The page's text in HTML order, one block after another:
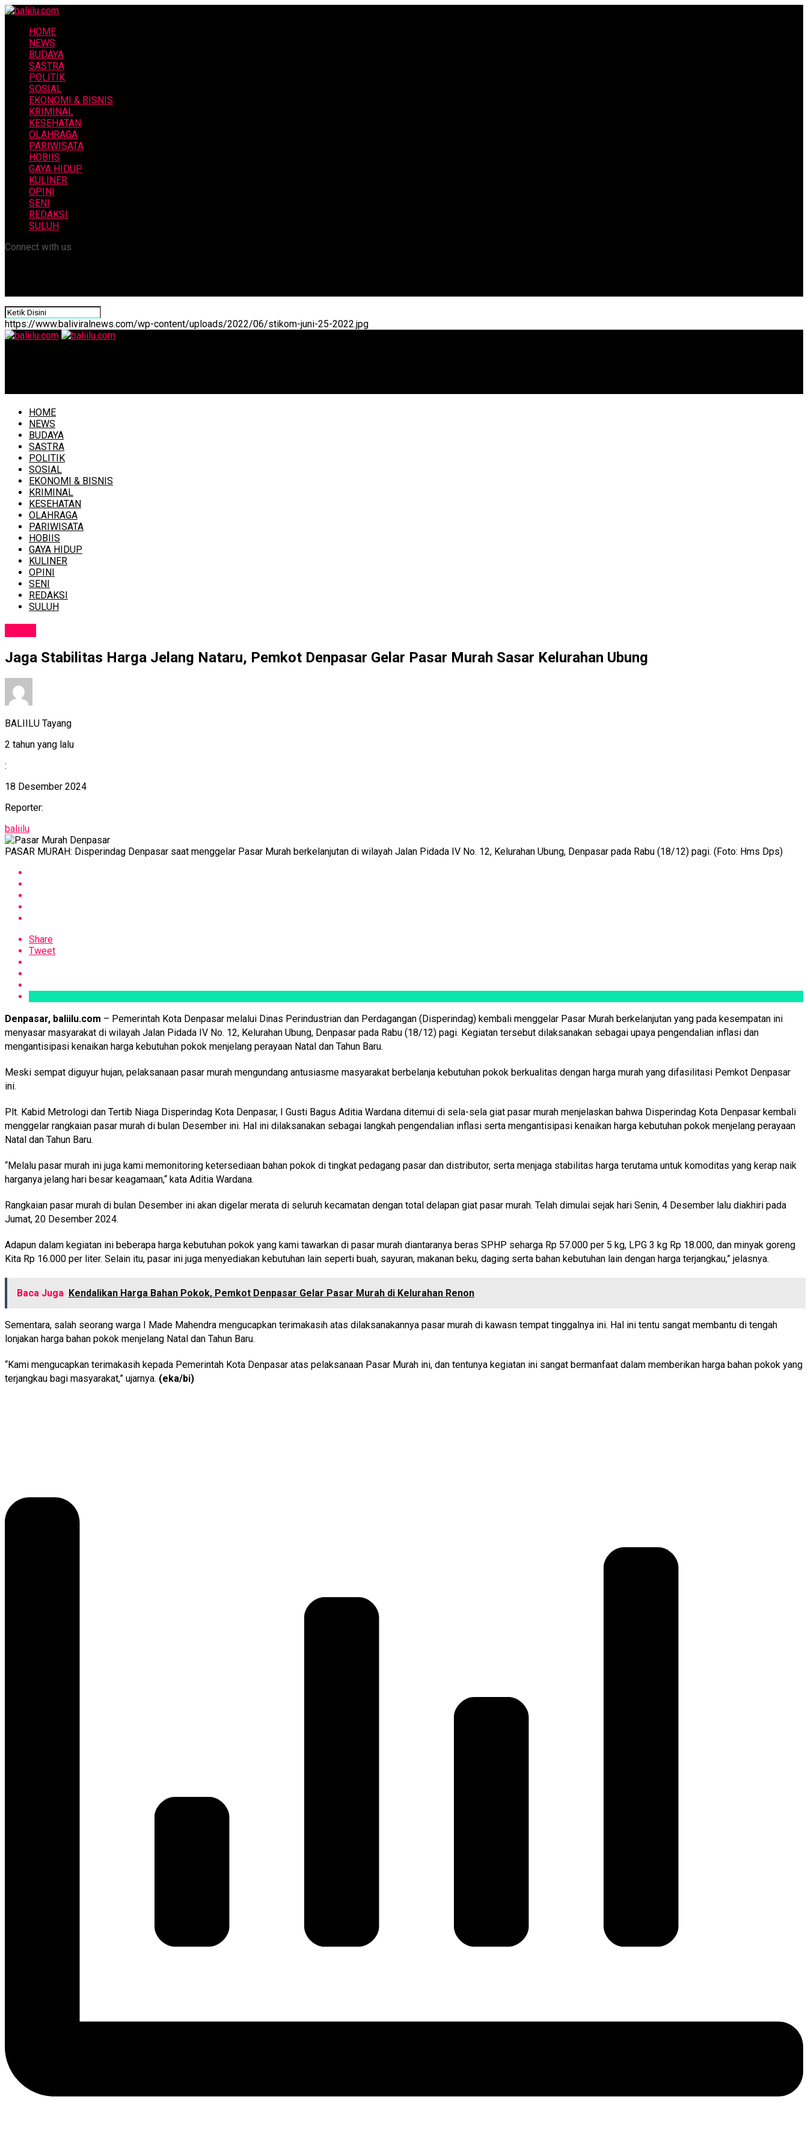
HOME
NEWS
BUDAYA
SASTRA
POLITIK
SOSIAL
EKONOMI & BISNIS
KRIMINAL
KESEHATAN
OLAHRAGA
PARIWISATA
HOBIIS
GAYA HIDUP
KULINER
OPINI
SENI
REDAKSI
SULUH
Connect with us
https://www.baliviralnews.com/wp-content/uploads/2022/06/stikom-juni-25-2022.jpg
HOME
NEWS
BUDAYA
SASTRA
POLITIK
SOSIAL
EKONOMI & BISNIS
KRIMINAL
KESEHATAN
OLAHRAGA
PARIWISATA
HOBIIS
GAYA HIDUP
KULINER
OPINI
SENI
REDAKSI
SULUH
Jaga Stabilitas Harga Jelang Nataru, Pemkot Denpasar Gelar Pasar Murah Sasar Kelurahan Ubung
BALIILU Tayang
2 tahun yang lalu
:
18 Desember 2024
Reporter:
baliilu
PASAR MURAH: Disperindag Denpasar saat menggelar Pasar Murah berkelanjutan di wilayah Jalan Pidada IV No. 12, Kelurahan Ubung, Denpasar pada Rabu (18/12) pagi. (Foto: Hms Dps)
Share
Tweet
Denpasar, baliilu.com – Pemerintah Kota Denpasar melalui Dinas Perindustrian dan Perdagangan (Disperindag) kembali menggelar Pasar Murah berkelanjutan yang pada kesempatan ini
menyasar masyarakat di wilayah Jalan Pidada IV No. 12, Kelurahan Ubung, Denpasar pada Rabu (18/12) pagi. Kegiatan tersebut dilaksanakan sebagai upaya pengendalian inflasi dan
mengantisipasi kenaikan harga kebutuhan pokok menjelang perayaan Natal dan Tahun Baru.
Meski sempat diguyur hujan, pelaksanaan pasar murah mengundang antusiasme masyarakat berbelanja kebutuhan pokok berkualitas dengan harga murah yang difasilitasi Pemkot Denpasar
ini.
Plt. Kabid Metrologi dan Tertib Niaga Disperindag Kota Denpasar, I Gusti Bagus Aditia Wardana ditemui di sela-sela giat pasar murah menjelaskan bahwa Disperindag Kota Denpasar kembali
menggelar rangkaian pasar murah di bulan Desember ini. Hal ini dilaksanakan sebagai langkah pengendalian inflasi serta mengantisipasi kenaikan harga kebutuhan pokok menjelang perayaan
Natal dan Tahun Baru.
“Melalu pasar murah ini juga kami memonitoring ketersediaan bahan pokok di tingkat pedagang pasar dan distributor, serta menjaga stabilitas harga terutama untuk komoditas yang kerap naik
harganya jelang hari besar keagamaan,‘‘ kata Aditia Wardana.
Rangkaian pasar murah di bulan Desember ini akan digelar merata di seluruh kecamatan dengan total delapan giat pasar murah. Telah dimulai sejak hari Senin, 4 Desember lalu diakhiri pada
Jumat, 20 Desember 2024.
Adapun dalam kegiatan ini beberapa harga kebutuhan pokok yang kami tawarkan di pasar murah diantaranya beras SPHP seharga Rp 57.000 per 5 kg, LPG 3 kg Rp 18.000, dan minyak goreng
Kita Rp 16.000 per liter. Selain itu, pasar ini juga menyediakan kebutuhan lain seperti buah, sayuran, makanan beku, daging serta bahan kebutuhan lain dengan harga terjangkau,” jelasnya.
Baca Juga Kendalikan Harga Bahan Pokok, Pemkot Denpasar Gelar Pasar Murah di Kelurahan Renon
Sementara, salah seorang warga I Made Mahendra mengucapkan terimakasih atas dilaksanakannya pasar murah di kawasn tempat tinggalnya ini. Hal ini tentu sangat membantu di tengah
lonjakan harga bahan pokok menjelang Natal dan Tahun Baru.
“Kami mengucapkan terimakasih kepada Pemerintah Kota Denpasar atas pelaksanaan Pasar Murah ini, dan tentunya kegiatan ini sangat bermanfaat dalam memberikan harga bahan pokok yang
terjangkau bagi masyarakat,” ujarnya. (eka/bi)